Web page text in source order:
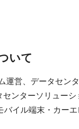
いて
営、データセン
ンターソリュー
イル端末・カー